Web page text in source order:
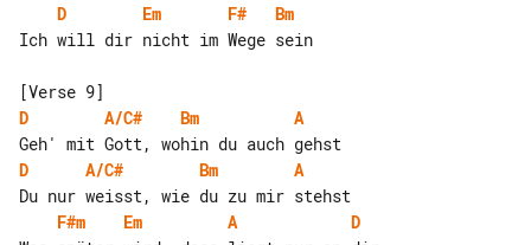
D
Em F#
Bm
Ich will dir nicht im Wege sein
D
A/C# Bm
A
D
A/C# Bm
A
F#m
Em A
D